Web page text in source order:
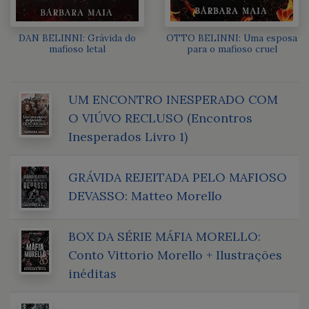
DAN BELINNI: Grávida do
mafioso letal
OTTO BELINNI: Uma esposa
para o mafioso cruel
UM ENCONTRO INESPERADO COM
O VIÚVO RECLUSO (Encontros
Inesperados Livro 1)
GRÁVIDA REJEITADA PELO MAFIOSO
DEVASSO: Matteo Morello
BOX DA SÉRIE MÁFIA MORELLO:
Conto Vittorio Morello + Ilustrações
inéditas